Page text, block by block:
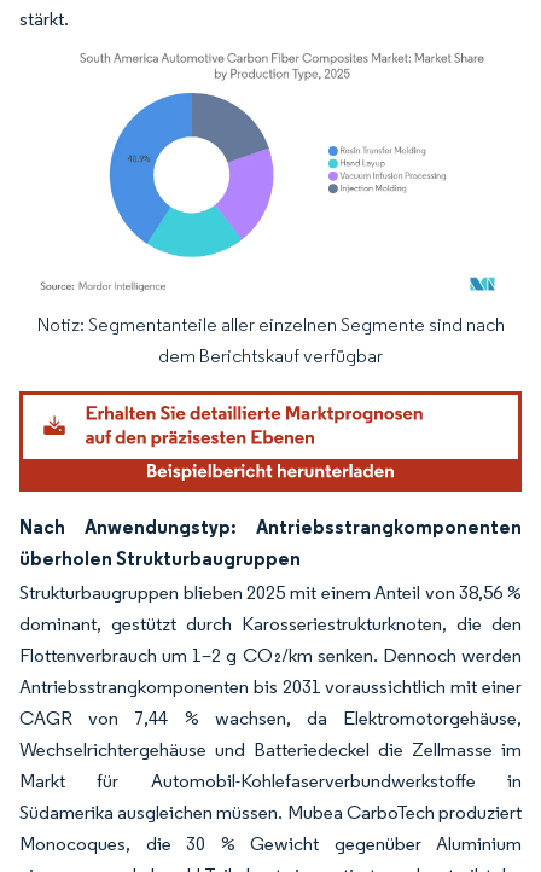
stärkt.
Bild © Mordor Intelligence. Wiederverwendung erfordert Namensnennung
Notiz: Segmentanteile aller einzelnen Segmente sind nach
dem Berichtskauf verfügbar
Nach Anwendungstyp: Antriebsstrangkomponenten
überholen Strukturbaugruppen
Strukturbaugruppen blieben 2025 mit einem Anteil von 38,56 %
dominant, gestützt durch Karosseriestrukturknoten, die den
Flottenverbrauch um 1–2 g CO₂/km senken. Dennoch werden
Antriebsstrangkomponenten bis 2031 voraussichtlich mit einer
CAGR von 7,44 % wachsen, da Elektromotorgehäuse,
Wechselrichtergehäuse und Batteriedeckel die Zellmasse im
Markt für Automobil-Kohlefaserverbundwerkstoffe in
Südamerika ausgleichen müssen. Mubea CarboTech produziert
Monocoques, die 30 % Gewicht gegenüber Aluminium